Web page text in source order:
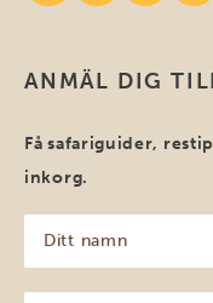
ANMÄL DIG
Få safariguider,
inkorg.
namn
(Obligatoriskt)